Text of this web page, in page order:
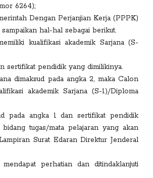
6264);
Dengan Perjanjian Kerja (PPPK)
hal-hal sebagai berikut.
kualifikasi akademik Sarjana (S-
sertifikat pendidik yang dimilikinya.
dimaksud pada angka 2, maka Calon
akademik Sarjana (S-1)/Diploma
pada angka 1 dan sertifikat pendidik
tugas/mata pelajaran yang akan
Surat Edaran Direktur Jenderal
perhatian dan ditindaklanjuti